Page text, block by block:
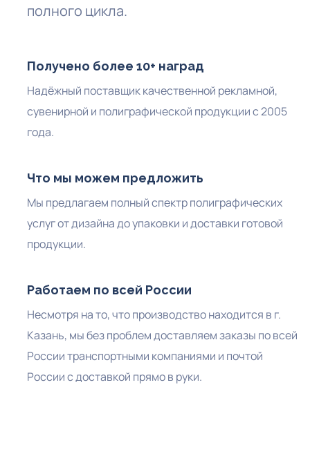
полного цикла.
Получено более 10+ наград
Надёжный поставщик качественной рекламной,
сувенирной и полиграфической продукции с 2005
года.
Что мы можем предложить
Мы предлагаем полный спектр полиграфических
услуг от дизайна до упаковки и доставки готовой
продукции.
Работаем по всей России
Несмотря на то, что производство находится в г.
Казань, мы без проблем доставляем заказы по всей
России транспортными компаниями и почтой
России с доставкой прямо в руки.